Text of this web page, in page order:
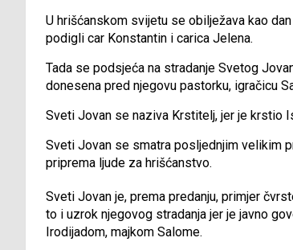
U hrišćanskom svijetu se obilježava kao
podigli car Konstantin i carica Jelena.
Tada se podsjeća na stradanje Svetog
donesena pred njegovu pastorku, igračicu
Sveti Jovan se naziva Krstitelj, jer je krstio
Sveti Jovan se smatra posljednjim velikim
priprema ljude za hrišćanstvo.
Sveti Jovan je, prema predanju, primjer
to i uzrok njegovog stradanja jer je javno
Irodijadom, majkom Salome.